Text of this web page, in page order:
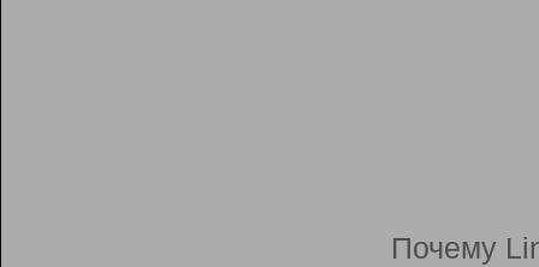
Почему